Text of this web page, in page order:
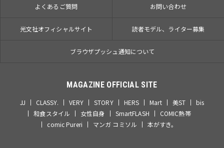
よくあるご質問 お問い合わせ
光文社オフィシャルサイト 読者モデル、ライター募集
ブラウザプッシュ通知について
MAGAZINE OFFICIAL SITE
JJ CLASSY. VERY STORY HERS Mart 美ST
bis
和食スタイル
女性自身 SmartFLASH
COMIC熱帯
comic Pureri
マンガ コミソル 本がすき。